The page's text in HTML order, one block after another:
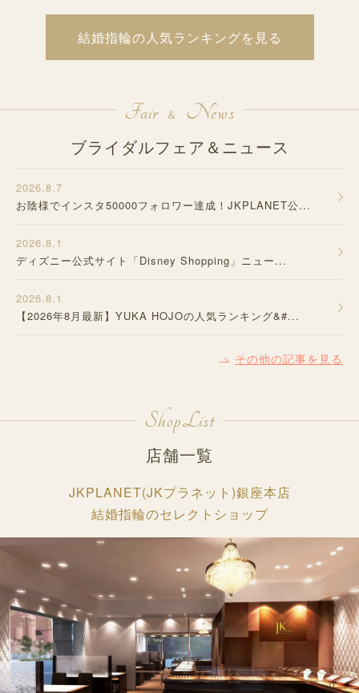
結婚指輪の人気ランキングを見る
Fair ＆ News
ブライダルフェア＆ニュース
2026.8.7
お陰様でインスタ50000フォロワー達成！JKPLANET公...
2026.8.1
ディズニー公式サイト「Disney Shopping」ニュー...
2026.8.1
【2026年8月最新】YUKA HOJOの人気ランキング&#...
その他の記事を見る
ShopList
店舗一覧
JKPLANET(JKプラネット)銀座本店
結婚指輪のセレクトショップ